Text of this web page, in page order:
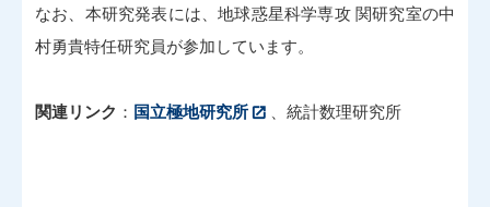
なお、本研究発表には、地球惑星科学専攻 関研究室の中
村勇貴特任研究員が参加しています。
関連リンク ： 国立極地研究所 、統計数理研究所